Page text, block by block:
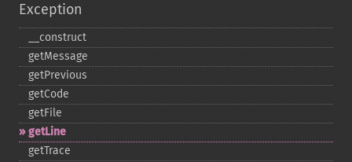
Exception
_​_​construct
getMessage
getPrevious
getCode
getFile
getLine
getTrace